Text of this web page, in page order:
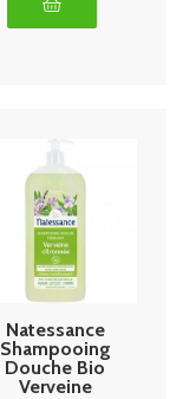
Natessance
Shampooing
Douche Bio
Verveine